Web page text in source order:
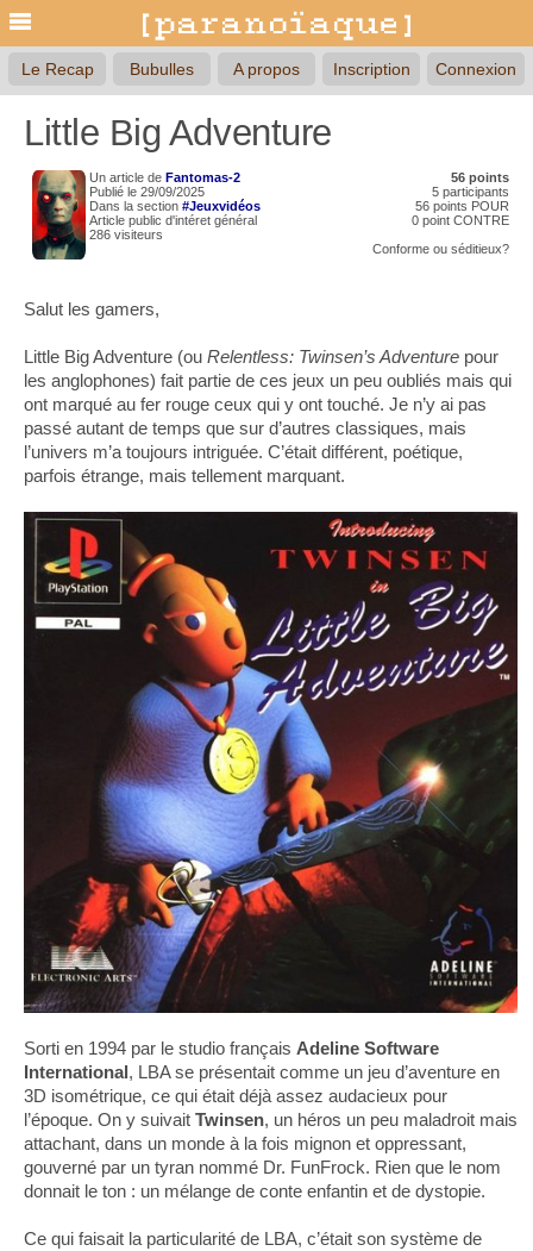
Le Recap Bubulles A propos Inscription Connexion
Little Big Adventure
Un article de Fantomas-2
Publié le 29/09/2025
Dans la section #Jeuxvidéos
Article public d'intéret général
286 visiteurs
56 points
5 participants
56 points POUR
0 point CONTRE
Conforme ou séditieux?
Salut les gamers,
Little Big Adventure (ou Relentless: Twinsen’s Adventure pour
les anglophones) fait partie de ces jeux un peu oubliés mais qui
ont marqué au fer rouge ceux qui y ont touché. Je n’y ai pas
passé autant de temps que sur d’autres classiques, mais
l’univers m’a toujours intriguée. C’était différent, poétique,
parfois étrange, mais tellement marquant.
Sorti en 1994 par le studio français Adeline Software
International, LBA se présentait comme un jeu d’aventure en
3D isométrique, ce qui était déjà assez audacieux pour
l’époque. On y suivait Twinsen, un héros un peu maladroit mais
attachant, dans un monde à la fois mignon et oppressant,
gouverné par un tyran nommé Dr. FunFrock. Rien que le nom
donnait le ton : un mélange de conte enfantin et de dystopie.
Ce qui faisait la particularité de LBA, c’était son système de